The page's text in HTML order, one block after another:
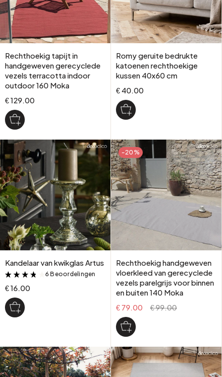
Rechthoekig tapijt in
handgeweven gerecyclede
vezels terracotta indoor
outdoor 160 Moka
€ 129.00
Romy geruite bedrukte
katoenen rechthoekige
kussen 40x60 cm
€ 40.00
Kandelaar van kwikglas Artus
&
6 Beoordelingen
€ 16.00
-20%
Rechthoekig handgeweven
vloerkleed van gerecyclede
vezels parelgrijs voor binnen
en buiten 140 Moka
€ 79.00
€ 99.00